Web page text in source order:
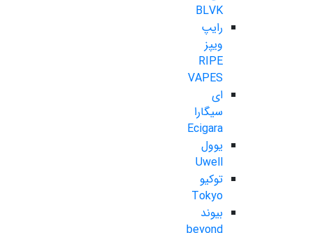
BLVK
رایپ
ویپز
RIPE
VAPES
ای
سیگارا
Ecigara
یوول
Uwell
توکیو
Tokyo
بیوند